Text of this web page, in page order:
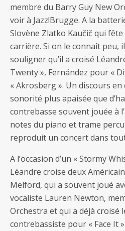
membre du Barry Guy New
voir à Jazz!Brugge. A la
Slovène Zlatko Kaučič qui fête
carrière. Si on le connaît peu,
souligner qu’il a croisé
Twenty », Fernández pour «
« Akrosberg ». Un discours
sonorité plus apaisée que
contrebasse souvent jouée à
notes du piano et trame
reproduit un concert dans
A l’occasion d’un « Stormy
Léandre croise deux
Melford, qui a souvent joué
vocaliste Lauren Newton,
Orchestra et qui a déjà croisé
contrebassiste pour « Face It